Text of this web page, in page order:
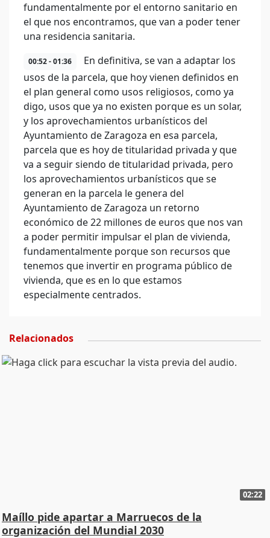
fundamentalmente por el entorno sanitario en
el que nos encontramos, que van a poder tener
una residencia sanitaria.
00:52 - 01:36
En definitiva, se van a adaptar los
usos de la parcela, que hoy vienen definidos en
el plan general como usos religiosos, como ya
digo, usos que ya no existen porque es un solar,
y los aprovechamientos urbanísticos del
Ayuntamiento de Zaragoza en esa parcela,
parcela que es hoy de titularidad privada y que
va a seguir siendo de titularidad privada, pero
los aprovechamientos urbanísticos que se
generan en la parcela le genera del
Ayuntamiento de Zaragoza un retorno
económico de 22 millones de euros que nos van
a poder permitir impulsar el plan de vivienda,
fundamentalmente porque son recursos que
tenemos que invertir en programa público de
vivienda, que es en lo que estamos
especialmente centrados.
Relacionados
02:22
Maíllo pide apartar a Marruecos de la
organización del Mundial 2030